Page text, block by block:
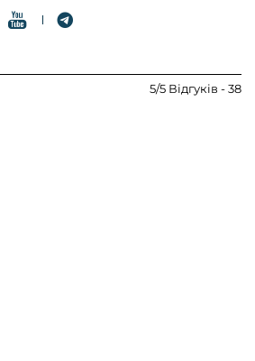
5/5 Відгуків - 38